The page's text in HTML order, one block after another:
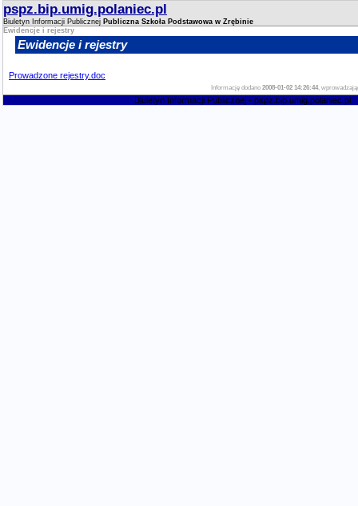
pspz.bip.umig.polaniec.pl
Biuletyn Informacji Publicznej Publiczna Szkoła Podstawowa w Zrębinie
Ewidencje i rejestry
Ewidencje i rejestry
Prowadzone rejestry.doc
Informację dodano 2008-01-02 14:26:44,
Biuletyn Informacji Publicznej - pspz.bip.umig.polaniec.pl